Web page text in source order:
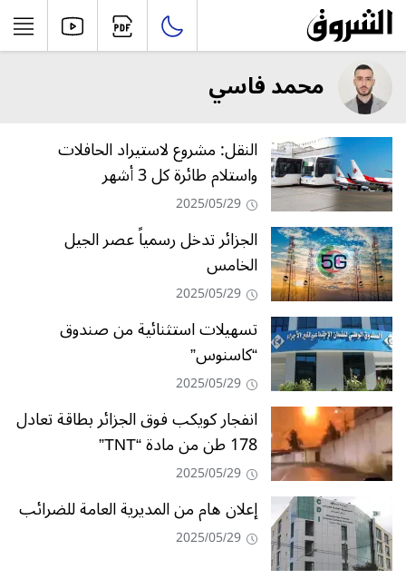
محمد فاسي
النقل: مشروع لاستيراد الحافلات
واستلام طائرة كل 3 أشهر
2025/05/29
الجزائر تدخل رسمياً عصر الجيل
الخامس
2025/05/29
تسهيلات استثنائية من صندوق
“كاسنوس”
2025/05/29
انفجار كويكب فوق الجزائر بطاقة تعادل
178 طن من مادة “TNT”
2025/05/29
إعلان هام من المديرية العامة للضرائب
2025/05/29